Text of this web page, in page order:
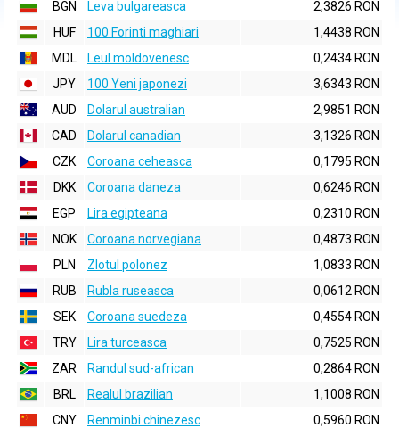
BGN
Leva bulgareasca
2,3826 RON
HUF
100 Forinti maghiari
1,4438 RON
MDL
Leul moldovenesc
0,2434 RON
JPY
100 Yeni japonezi
3,6343 RON
AUD
Dolarul australian
2,9851 RON
CAD
Dolarul canadian
3,1326 RON
CZK
Coroana ceheasca
0,1795 RON
DKK
Coroana daneza
0,6246 RON
EGP
Lira egipteana
0,2310 RON
NOK
Coroana norvegiana
0,4873 RON
PLN
Zlotul polonez
1,0833 RON
RUB
Rubla ruseasca
0,0612 RON
SEK
Coroana suedeza
0,4554 RON
TRY
Lira turceasca
0,7525 RON
ZAR
Randul sud-african
0,2864 RON
BRL
Realul brazilian
1,1008 RON
CNY
Renminbi chinezesc
0,5960 RON